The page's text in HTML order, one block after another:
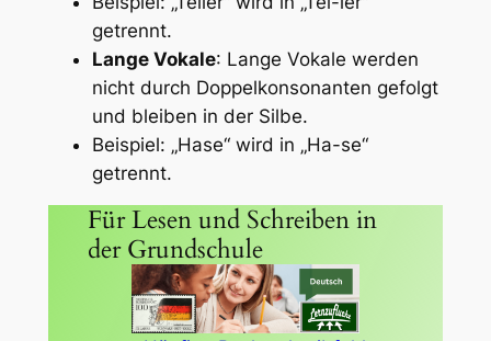
getrennt.
Lange Vokale: Lange Vokale werden
nicht durch Doppelkonsonanten gefolgt
und bleiben in der Silbe.
Beispiel: „Hase“ wird in „Ha-se“
getrennt.
Für Lesen und Schreiben in
der Grundschule